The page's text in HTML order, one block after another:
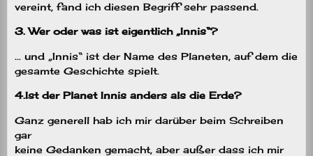
vereint, fand ich diesen Begriff sehr passend.
3. Wer oder was ist eigentlich „Innis“?
... und „Innis“ ist der Name des Planeten, auf dem die
gesamte Geschichte spielt.
4.Ist der Planet Innis anders als die Erde?
Ganz generell hab ich mir darüber beim Schreiben
gar
keine Gedanken gemacht, aber außer dass ich mir